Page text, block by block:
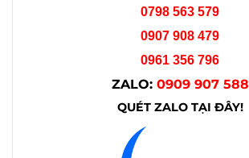
0798 563 579
0907 908 479
0961 356 796
ZALO: 0909 907 588
QUÉT ZALO TẠI ĐÂY!